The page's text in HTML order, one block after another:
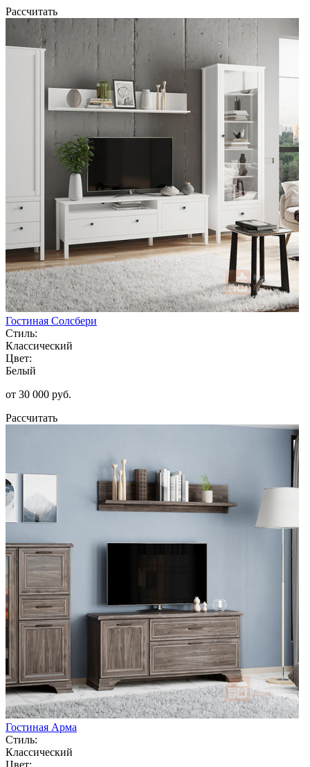
Рассчитать
Гостиная Солсбери
Стиль:
Классический
Цвет:
Белый
от 30 000 руб.
Рассчитать
Гостиная Арма
Стиль:
Классический
Цвет: